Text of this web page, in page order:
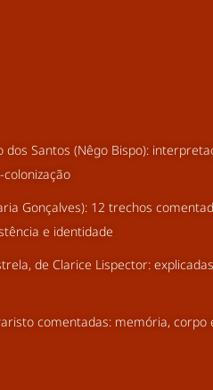
dos Santos (Nêgo Bispo):
Gonçalves): 12 trechos
e identidade
de Clarice Lispector:
comentadas: memória, corpo